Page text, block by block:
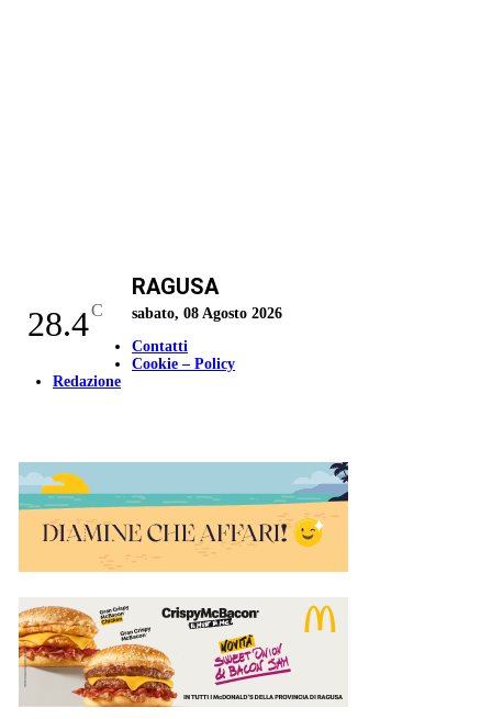
28.4C
RAGUSA
sabato, 08 Agosto 2026
Contatti
Cookie – Policy
Redazione